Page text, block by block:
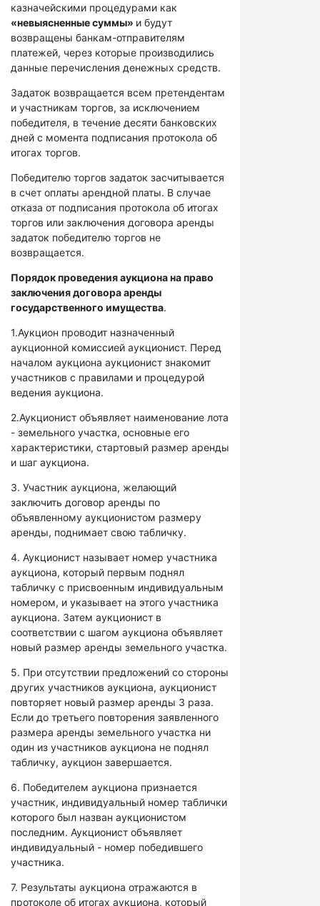
казначейскими процедурами как
«невыясненные суммы» и будут
возвращены банкам-отправителям
платежей, через которые производились
данные перечисления денежных средств.
Задаток возвращается всем претендентам
и участникам торгов, за исключением
победителя, в течение десяти банковских
дней с момента подписания протокола об
итогах торгов.
Победителю торгов задаток засчитывается
в счет оплаты арендной платы. В случае
отказа от подписания протокола об итогах
торгов или заключения договора аренды
задаток победителю торгов не
возвращается.
Порядок проведения аукциона на право
заключения договора аренды
государственного имущества.
1.Аукцион проводит назначенный
аукционной комиссией аукционист. Перед
началом аукциона аукционист знакомит
участников с правилами и процедурой
ведения аукциона.
2.Аукционист объявляет наименование лота
- земельного участка, основные его
характеристики, стартовый размер аренды
и шаг аукциона.
3. Участник аукциона, желающий
заключить договор аренды по
объявленному аукционистом размеру
аренды, поднимает свою табличку.
4. Аукционист называет номер участника
аукциона, который первым поднял
табличку с присвоенным индивидуальным
номером, и указывает на этого участника
аукциона. Затем аукционист в
соответствии с шагом аукциона объявляет
новый размер аренды земельного участка.
5. При отсутствии предложений со стороны
других участников аукциона, аукционист
повторяет новый размер аренды 3 раза.
Если до третьего повторения заявленного
размера аренды земельного участка ни
один из участников аукциона не поднял
табличку, аукцион завершается.
6. Победителем аукциона признается
участник, индивидуальный номер таблички
которого был назван аукционистом
последним. Аукционист объявляет
индивидуальный - номер победившего
участника.
7. Результаты аукциона отражаются в
протоколе об итогах аукциона, который